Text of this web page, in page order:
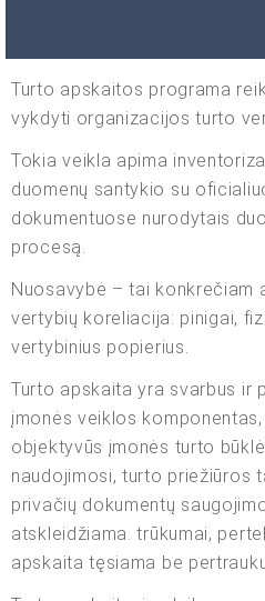
Turto apskaitos programa
vykdyti organizacijos turto
Tokia veikla apima
duomenų santykio su
dokumentuose nurodytais
procesą.
Nuosavybė – tai konkrečiam
vertybių koreliacija: pinigai,
vertybinius popierius.
Turto apskaita yra svarbus ir
įmonės veiklos
objektyvūs įmonės turto
naudojimosi, turto priežiūros
privačių dokumentų
atskleidžiama. trūkumai,
apskaita tęsiama be